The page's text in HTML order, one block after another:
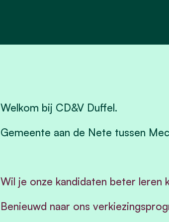
Welkom bij CD&V Duffel.
Gemeente aan de Nete tussen
Wil je onze kandidaten beter leren
Benieuwd naar ons